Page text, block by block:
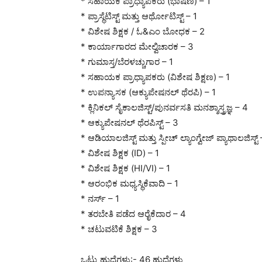
* ಪ್ರಾಸ್ಥೆಟಿಸ್ಟ್ ಮತ್ತು ಆರ್ಥೋಟಿಸ್ಟ್ – 1
* ವಿಶೇಷ ಶಿಕ್ಷಕ / ಓ&ಎಂ ಬೋಧಕ – 2
* ಕಾರ್ಯಾಗಾರದ ಮೇಲ್ವಿಚಾರಕ – 3
* ಗುಮಾಸ್ತ/ಬೆರಳಚ್ಚುಗಾರ – 1
* ಸಹಾಯಕ ಪ್ರಾಧ್ಯಾಪಕರು (ವಿಶೇಷ ಶಿಕ್ಷಣ) – 1
* ಉಪನ್ಯಾಸಕ (ಆಕ್ಯುಪೇಷನಲ್ ಥೆರಪಿ) – 1
* ಕ್ಲಿನಿಕಲ್ ಸೈಕಾಲಜಿಸ್ಟ್/ಪುನರ್ವಸತಿ ಮನಶ್ಶಾಸ್ತ್ರಜ್ಞ – 4
* ಆಕ್ಯುಪೇಷನಲ್ ಥೆರಪಿಸ್ಟ್ – 3
* ಆಡಿಯಾಲಜಿಸ್ಟ್ ಮತ್ತು ಸ್ಪೀಚ್ ಲ್ಯಾಂಗ್ವೇಜ್ ಪ್ಯಾಥಾಲಜಿಸ್ಟ್
* ವಿಶೇಷ ಶಿಕ್ಷಕ (ID) – 1
* ವಿಶೇಷ ಶಿಕ್ಷಕ (HI/VI) – 1
* ಆರಂಭಿಕ ಮಧ್ಯಸ್ಥಿಕೆವಾದಿ – 1
* ನರ್ಸ್ – 1
* ತರಬೇತಿ ಪಡೆದ ಆರೈಕೆದಾರ – 4
* ಚಟುವಟಿಕೆ ಶಿಕ್ಷಕ – 3
ಒಟ್ಟು ಹುದ್ದೆಗಳು:- 46 ಹುದ್ದೆಗಳು